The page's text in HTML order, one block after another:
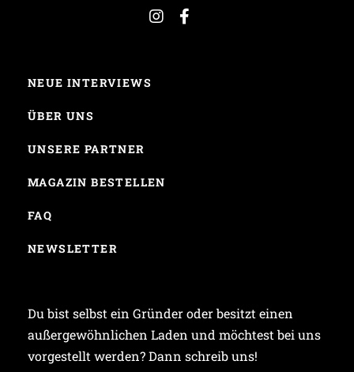
NEUE INTERVIEWS
ÜBER UNS
UNSERE PARTNER
MAGAZIN BESTELLEN
FAQ
NEWSLETTER
Du bist selbst ein Gründer oder besitzt einen
außergewöhnlichen Laden und möchtest bei uns
vorgestellt werden? Dann schreib uns!